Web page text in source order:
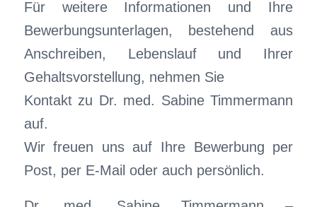
Für weitere Informationen und Ihre
Bewerbungsunterlagen, bestehend aus
Anschreiben, Lebenslauf und Ihrer
Gehaltsvorstellung, nehmen Sie
Kontakt zu Dr. med. Sabine Timmermann
auf.
Wir freuen uns auf Ihre Bewerbung per
Post, per E-Mail oder auch persönlich.